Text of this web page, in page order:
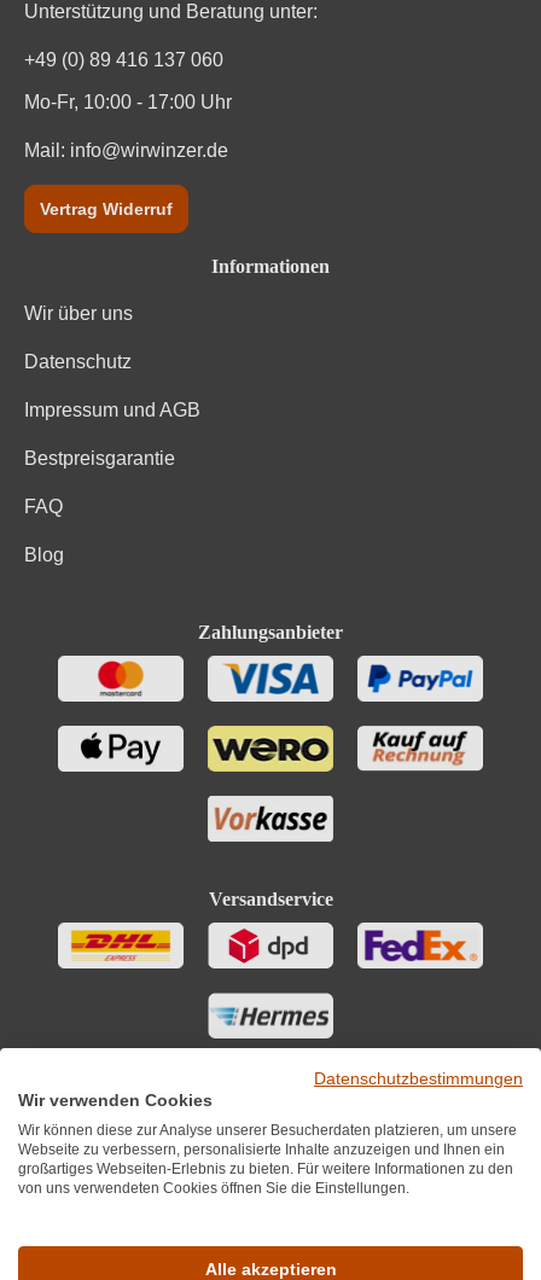
Unterstützung und Beratung unter:
+49 (0) 89 416 137 060
Mo-Fr, 10:00 - 17:00 Uhr
Mail: info@wirwinzer.de
Vertrag Widerruf
Informationen
Wir über uns
Datenschutz
Impressum und AGB
Bestpreisgarantie
FAQ
Blog
Zahlungsanbieter
Versandservice
Datenschutzbestimmungen
Wir verwenden Cookies
Wir können diese zur Analyse unserer Besucherdaten platzieren, um unsere
Webseite zu verbessern, personalisierte Inhalte anzuzeigen und Ihnen ein
großartiges Webseiten-Erlebnis zu bieten. Für weitere Informationen zu den
von uns verwendeten Cookies öffnen Sie die Einstellungen.
Alle akzeptieren